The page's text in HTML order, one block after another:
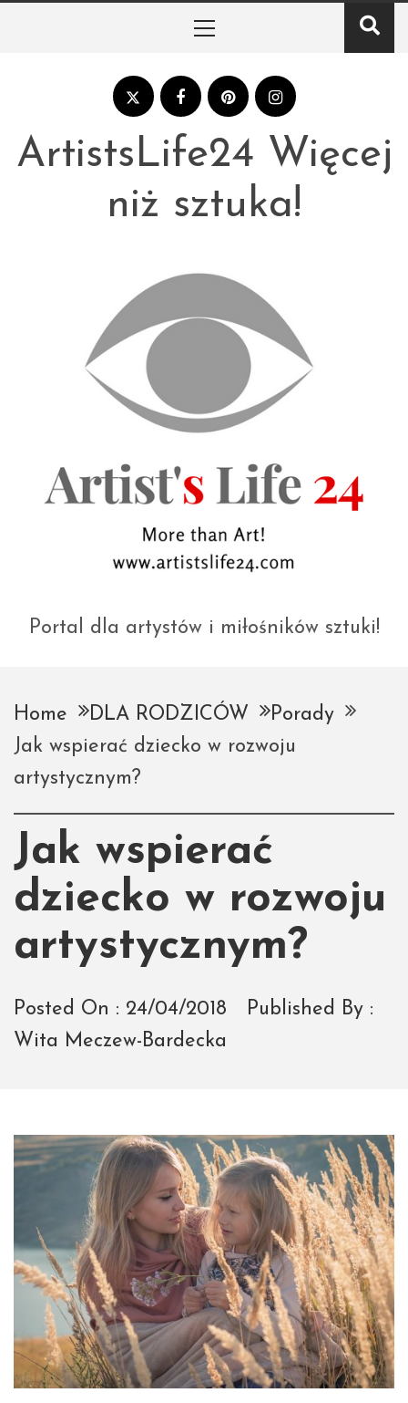
ArtistsLife24 Więcej
niż sztuka!
Portal dla artystów i miłośników sztuki!
Home DLA RODZICÓW
Porady
Jak wspierać dziecko w rozwoju
artystycznym?
Jak wspierać
dziecko w rozwoju
artystycznym?
Posted On : 24/04/2018
Published By :
Wita Meczew-Bardecka